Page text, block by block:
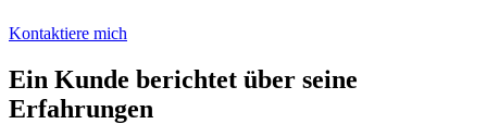
Kontaktiere mich
Ein Kunde berichtet über seine
Erfahrungen